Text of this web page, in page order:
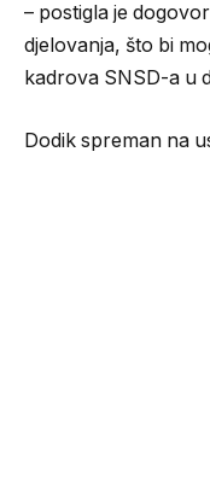
– postigla je
djelovanja, što bi
kadrova SNSD-a u
Dodik spreman na